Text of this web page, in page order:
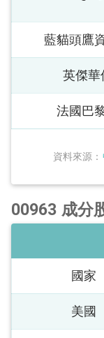
資料來源：
藍貓頭鷹
英傑華
法國巴
00963 成分
國家
美國